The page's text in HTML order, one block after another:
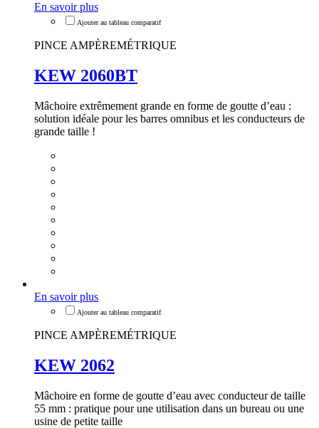
En savoir plus
PINCE AMPÈREMÉTRIQUE
KEW 2060BT
Mâchoire extrêmement grande en forme de goutte d’eau :
solution idéale pour les barres omnibus et les conducteurs de
grande taille !
En savoir plus
PINCE AMPÈREMÉTRIQUE
KEW 2062
Mâchoire en forme de goutte d’eau avec conducteur de taille
55 mm : pratique pour une utilisation dans un bureau ou une
usine de petite taille